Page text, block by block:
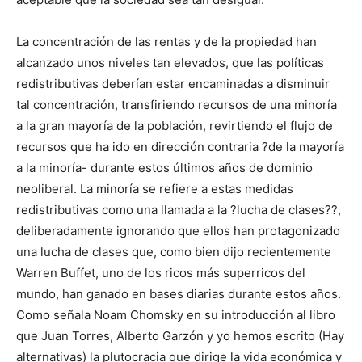
La concentración de las rentas y de la propiedad han
alcanzado unos niveles tan elevados, que las políticas
redistributivas deberían estar encaminadas a disminuir
tal concentración, transfiriendo recursos de una minoría
a la gran mayoría de la población, revirtiendo el flujo de
recursos que ha ido en dirección contraria ?de la mayoría
a la minoría- durante estos últimos años de dominio
neoliberal. La minoría se refiere a estas medidas
redistributivas como una llamada a la ?lucha de clases??,
deliberadamente ignorando que ellos han protagonizado
una lucha de clases que, como bien dijo recientemente
Warren Buffet, uno de los ricos más superricos del
mundo, han ganado en bases diarias durante estos años.
Como señala Noam Chomsky en su introducción al libro
que Juan Torres, Alberto Garzón y yo hemos escrito (Hay
alternativas) la plutocracia que dirige la vida económica y